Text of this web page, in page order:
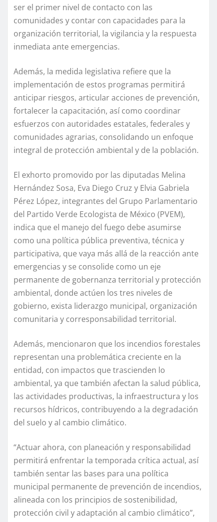
ser el primer nivel de contacto con las
comunidades y contar con capacidades para la
organización territorial, la vigilancia y la respuesta
inmediata ante emergencias.
Además, la medida legislativa refiere que la
implementación de estos programas permitirá
anticipar riesgos, articular acciones de prevención,
fortalecer la capacitación, así como coordinar
esfuerzos con autoridades estatales, federales y
comunidades agrarias, consolidando un enfoque
integral de protección ambiental y de la población.
El exhorto promovido por las diputadas Melina
Hernández Sosa, Eva Diego Cruz y Elvia Gabriela
Pérez López, integrantes del Grupo Parlamentario
del Partido Verde Ecologista de México (PVEM),
indica que el manejo del fuego debe asumirse
como una política pública preventiva, técnica y
participativa, que vaya más allá de la reacción ante
emergencias y se consolide como un eje
permanente de gobernanza territorial y protección
ambiental, donde actúen los tres niveles de
gobierno, exista liderazgo municipal, organización
comunitaria y corresponsabilidad territorial.
Además, mencionaron que los incendios forestales
representan una problemática creciente en la
entidad, con impactos que trascienden lo
ambiental, ya que también afectan la salud pública,
las actividades productivas, la infraestructura y los
recursos hídricos, contribuyendo a la degradación
del suelo y al cambio climático.
“Actuar ahora, con planeación y responsabilidad
permitirá enfrentar la temporada crítica actual, así
también sentar las bases para una política
municipal permanente de prevención de incendios,
alineada con los principios de sostenibilidad,
protección civil y adaptación al cambio climático”,